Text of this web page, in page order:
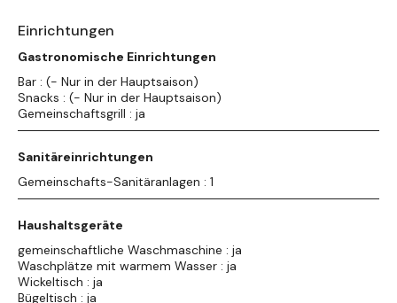
Einrichtungen
Gastronomische Einrichtungen
Bar : (- Nur in der Hauptsaison)
Snacks : (- Nur in der Hauptsaison)
Gemeinschaftsgrill : ja
Sanitäreinrichtungen
Gemeinschafts-Sanitäranlagen : 1
Haushaltsgeräte
gemeinschaftliche Waschmaschine : ja
Waschplätze mit warmem Wasser : ja
Wickeltisch : ja
Bügeltisch : ja